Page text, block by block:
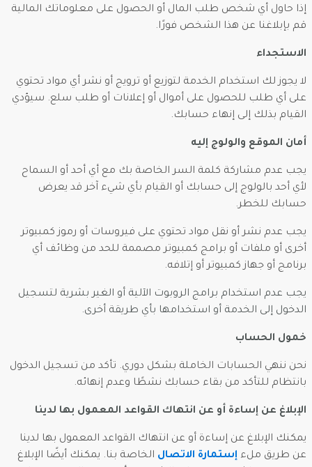
إذا حاول أي شخص طلب المال أو الحصول على معلوماتك المالية
قم بإبلاغنا عن هذا الشخص فورًا.
الاستجداء
لا يجوز لك استخدام الخدمة لتوزيع أو ترويج أو نشر أي مواد تحتوي
على أي طلب للحصول على أموال أو إعلانات أو طلب سلع. سيؤدي
القيام بذلك إلى إنهاء حسابك.
أمان الموقع والولوج إليه
يجب عدم مشاركة كلمة السر الخاصة بك مع أي أحد أو السماح
لأي أحد بالولوج إلى حسابك أو القيام بأي شيء آخر قد يعرض
حسابك للخطر.
يجب عدم نشر أو نقل مواد تحتوي على فيروسات أو رموز كمبيوتر
أخرى أو ملفات أو برامج كمبيوتر مصممة للحد من وظائف أي
برنامج أو جهاز كمبيوتر أو إتلافه.
يجب عدم استخدام برامج الروبوت الآلية أو الغير بشرية لتسجيل
الدخول إلى الخدمة أو استخدامها بأي طريقة أخرى.
خمول الحساب
نحن ننهي الحسابات الخاملة بشكل دوري. تأكد من تسجيل الدخول
بانتظام للتأكد من بقاء حسابك نشطًا وعدم إنهائه.
الإبلاغ عن إساءة أو عن انتهاك القواعد المعمول بها لدينا
يمكنك الإبلاغ عن إساءة أو عن انتهاك القواعد المعمول بها لدينا
عن طريق ملء إستمارة الاتصال الخاصة بنا. يمكنك أيضًا الإبلاغ